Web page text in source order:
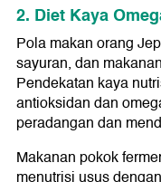
2. Diet Kaya
Pola makan orang
sayuran, dan
Pendekatan kaya
antioksidan dan
peradangan dan
Makanan pokok